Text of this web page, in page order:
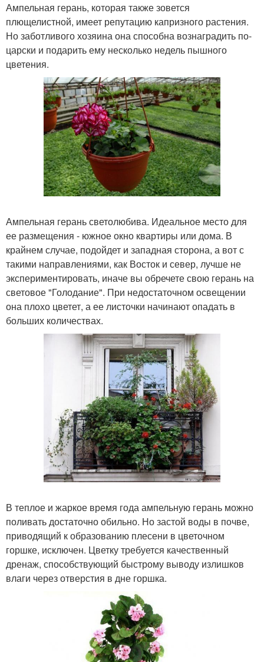
Ампельная герань, которая также зовется
плющелистной, имеет репутацию капризного растения.
Но заботливого хозяина она способна вознаградить по-
царски и подарить ему несколько недель пышного
цветения.
Ампельная герань светолюбива. Идеальное место для
ее размещения - южное окно квартиры или дома. В
крайнем случае, подойдет и западная сторона, а вот с
такими направлениями, как Восток и север, лучше не
экспериментировать, иначе вы обречете свою герань на
световое "Голодание". При недостаточном освещении
она плохо цветет, а ее листочки начинают опадать в
больших количествах.
В теплое и жаркое время года ампельную герань можно
поливать достаточно обильно. Но застой воды в почве,
приводящий к образованию плесени в цветочном
горшке, исключен. Цветку требуется качественный
дренаж, способствующий быстрому выводу излишков
влаги через отверстия в дне горшка.